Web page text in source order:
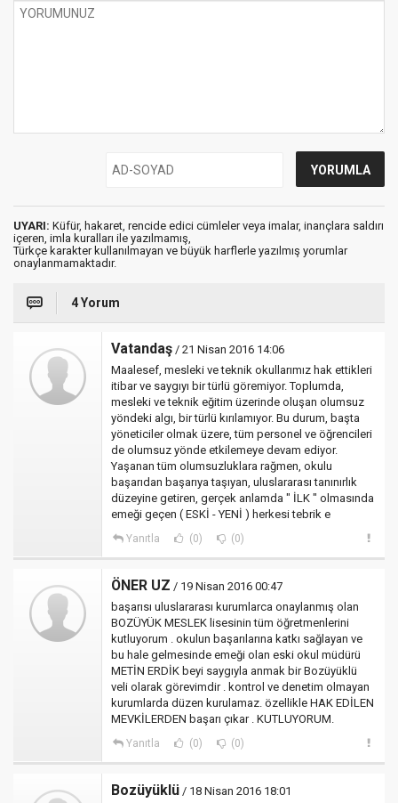
UYARI: Küfür, hakaret, rencide edici cümleler veya imalar, inançlara saldırı
içeren, imla kuralları ile yazılmamış,
Türkçe karakter kullanılmayan ve büyük harflerle yazılmış yorumlar
onaylanmamaktadır.
4 Yorum
Vatandaş / 21 Nisan 2016 14:06
Maalesef, mesleki ve teknik okullarımız hak ettikleri
itibar ve saygıyı bir türlü göremiyor. Toplumda,
mesleki ve teknik eğitim üzerinde oluşan olumsuz
yöndeki algı, bir türlü kırılamıyor. Bu durum, başta
yöneticiler olmak üzere, tüm personel ve öğrencileri
de olumsuz yönde etkilemeye devam ediyor.
Yaşanan tüm olumsuzluklara rağmen, okulu
başarıdan başarıya taşıyan, uluslararası tanınırlık
düzeyine getiren, gerçek anlamda " İLK " olmasında
emeği geçen ( ESKİ - YENİ ) herkesi tebrik e
Yanıtla (0) (0)
ÖNER UZ / 19 Nisan 2016 00:47
başarısı uluslararası kurumlarca onaylanmış olan
BOZÜYÜK MESLEK lisesinin tüm öğretmenlerini
kutluyorum . okulun başarılarına katkı sağlayan ve
bu hale gelmesinde emeği olan eski okul müdürü
METİN ERDİK beyi saygıyla anmak bir Bozüyüklü
veli olarak görevimdir . kontrol ve denetim olmayan
kurumlarda düzen kurulamaz. özellikle HAK EDİLEN
MEVKİLERDEN başarı çıkar . KUTLUYORUM.
Yanıtla (0) (0)
Bozüyüklü / 18 Nisan 2016 18:01